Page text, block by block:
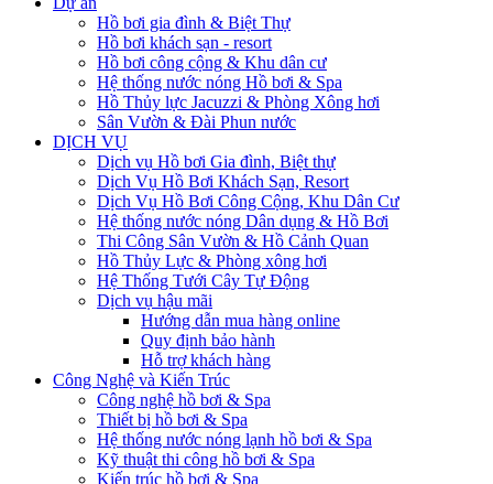
Hồ bơi gia đình & Biệt Thự
Hồ bơi khách sạn - resort
Hồ bơi công cộng & Khu dân cư
Hệ thống nước nóng Hồ bơi & Spa
Hồ Thủy lực Jacuzzi & Phòng Xông hơi
Sân Vườn & Đài Phun nước
DỊCH VỤ
Dịch vụ Hồ bơi Gia đình, Biệt thự
Dịch Vụ Hồ Bơi Khách Sạn, Resort
Dịch Vụ Hồ Bơi Công Cộng, Khu Dân Cư
Hệ thống nước nóng Dân dụng & Hồ Bơi
Thi Công Sân Vườn & Hồ Cảnh Quan
Hồ Thủy Lực & Phòng xông hơi
Hệ Thống Tưới Cây Tự Động
Dịch vụ hậu mãi
Hướng dẫn mua hàng online
Quy định bảo hành
Hỗ trợ khách hàng
Công Nghệ và Kiến Trúc
Công nghệ hồ bơi & Spa
Thiết bị hồ bơi & Spa
Hệ thống nước nóng lạnh hồ bơi & Spa
Kỹ thuật thi công hồ bơi & Spa
Kiến trúc hồ bơi & Spa